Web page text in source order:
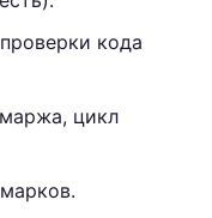
кода
цикл